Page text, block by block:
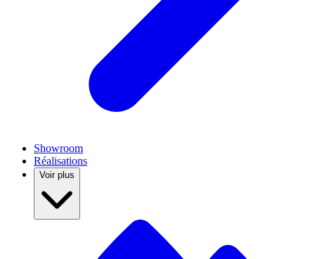
Showroom
Réalisations
Voir plus